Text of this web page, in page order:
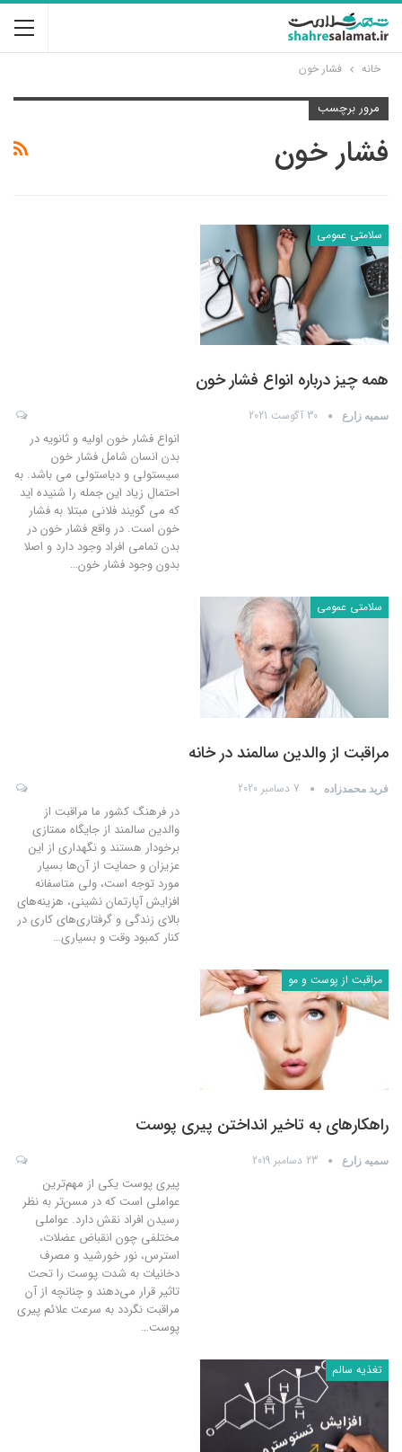
خانه فشار خون
مرور برچسب
فشار خون
سلامتی عمومی
همه چیز درباره انواع فشار خون
سمیه زارع 30 آگوست 2021
انواع فشار خون اولیه و ثانویه در
بدن انسان شامل فشار خون
سیستولی و دیاستولی می باشد. به
احتمال زیاد این جمله را شنیده اید
که می گویند فلانی مبتلا به فشار
خون است. در واقع فشار خون در
بدن تمامی افراد وجود دارد و اصلا
بدون وجود فشار خون…
سلامتی عمومی
مراقبت از والدین سالمند در خانه
فرید محمدزاده 7 دسامبر 2020
در فرهنگ کشور ما مراقبت از
والدین سالمند از جایگاه ممتازی
برخودار هستند و نگهداری از این
عزیزان و حمایت از آن‌ها بسیار
مورد توجه است، ولی متاسفانه
افزایش آپارتمان نشینی، هزینه‌های
بالای زندگی و گرفتاری‌های کاری در
کنار کمبود وقت و بسیاری…
مراقبت از پوست و مو
راهکارهای به تاخیر انداختن پیری پوست
سمیه زارع 23 دسامبر 2019
پیری پوست یکی از مهم‌ترین
عواملی‌ است که در مسن‌تر به نظر
رسیدن افراد نقش دارد. عواملی
مختلفی چون انقباض عضلات،
استرس، نور خورشید و مصرف
دخانیات به شدت پوست را تحت
تاثیر قرار می‌دهند و چنانچه از آن
مراقبت نگردد به سرعت علائم پیری
پوست…
تغذیه سالم